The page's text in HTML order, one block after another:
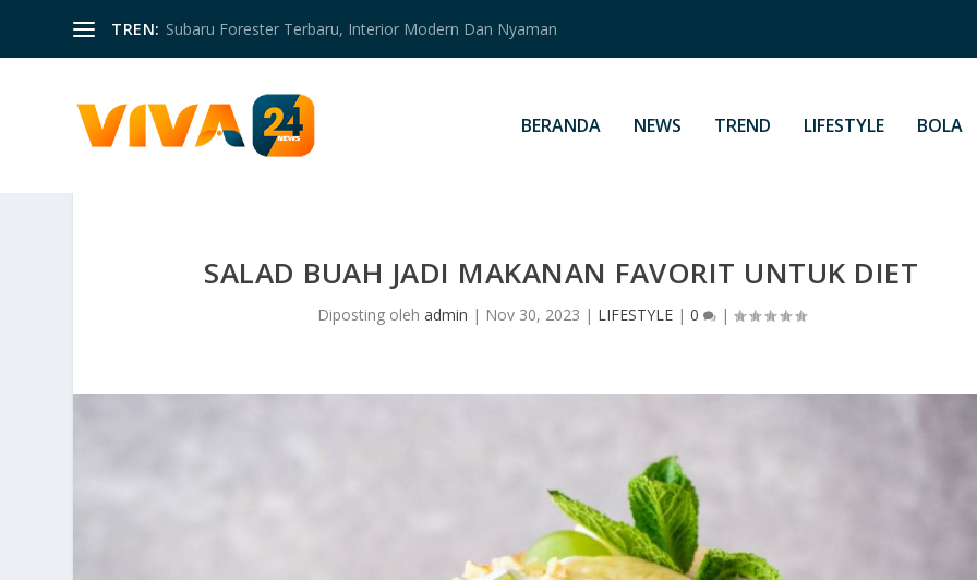
TREN: Subaru Forester Terbaru, Interior Modern Dan Nyaman
BERANDA NEWS TREND LIFESTYLE BOLA
SALAD BUAH JADI MAKANAN FAVORIT UNTUK DIET
Diposting oleh admin | Nov 30, 2023 | LIFESTYLE| 0 |